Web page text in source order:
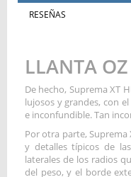
RESEÑAS
LLANTA
De hecho, Suprema XT
lujosos y grandes, con
e inconfundible. Tan
Por otra parte, Suprema
y detalles típicos de
laterales de los radios
del peso, y el borde